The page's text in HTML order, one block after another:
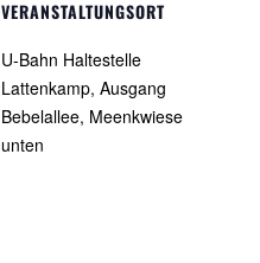
VERANSTALTUNGSORT
U-Bahn Haltestelle
Lattenkamp, Ausgang
Bebelallee, Meenkwiese
unten